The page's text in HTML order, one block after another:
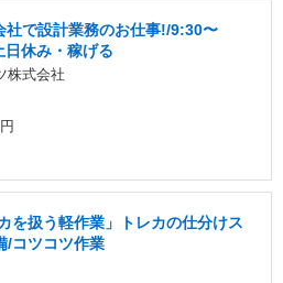
社で設計業務のお仕事!/9:30〜
休み・稼げる
株式会社
を扱う軽作業」トレカの仕分けス
/コツコツ作業